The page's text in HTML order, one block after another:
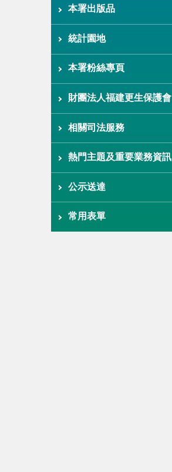
本署出版品
統計園地
本署粉絲專頁
財團法人福建更生保護會
相關司法服務
熱門主題及重要業務資訊
公示送達
常用表單